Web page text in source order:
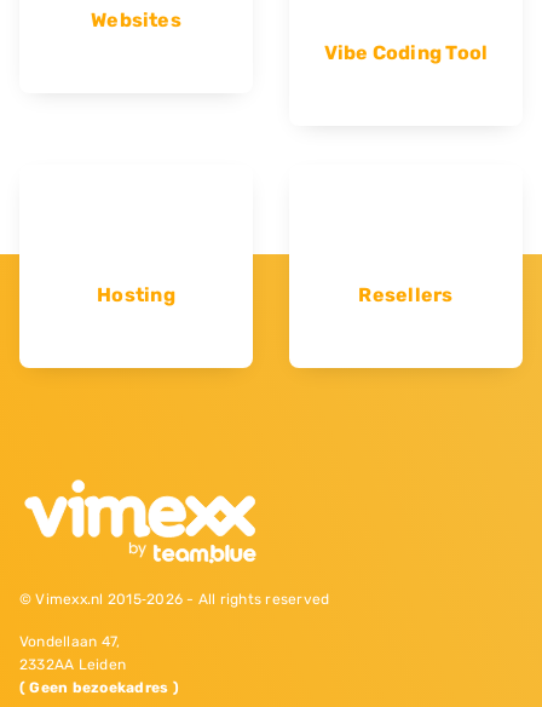
Websites
Vibe Coding Tool
Hosting Resellers
© Vimexx.nl 2015‐2026 - All rights reserved
Vondellaan 47,
2332AA Leiden
( Geen bezoekadres )